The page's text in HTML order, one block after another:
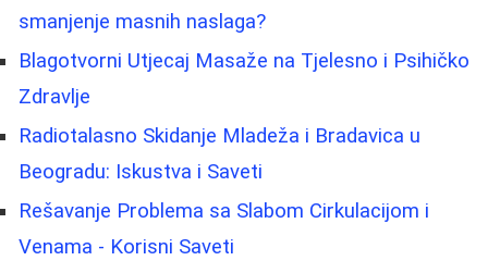
smanjenje masnih naslaga?
Blagotvorni Utjecaj Masaže na Tjelesno i Psihičko
Zdravlje
Radiotalasno Skidanje Mladeža i Bradavica u
Beogradu: Iskustva i Saveti
Rešavanje Problema sa Slabom Cirkulacijom i
Venama - Korisni Saveti